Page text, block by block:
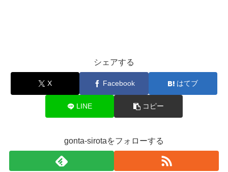
シェアする
X Facebook はてブ
LINE コピー
gonta-sirotaをフォローする